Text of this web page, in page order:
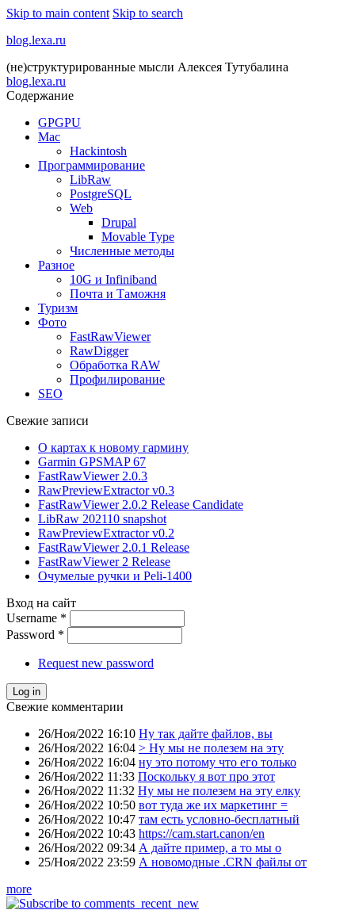
Skip to main content Skip to search
blog.lexa.ru
(не)структурированные мысли Алексея Тутубалина
blog.lexa.ru
Содержание
GPGPU
Mac
Hackintosh
Программирование
LibRaw
PostgreSQL
Web
Drupal
Movable Type
Численные методы
Разное
10G и Infiniband
Почта и Таможня
Туризм
Фото
FastRawViewer
RawDigger
Обработка RAW
Профилирование
SEO
Свежие записи
О картах к новому гармину
Garmin GPSMAP 67
FastRawViewer 2.0.3
RawPreviewExtractor v0.3
FastRawViewer 2.0.2 Release Candidate
LibRaw 202110 snapshot
RawPreviewExtractor v0.2
FastRawViewer 2.0.1 Release
FastRawViewer 2 Release
Очумелые ручки и Peli-1400
Вход на сайт
Username *
Password *
Request new password
Свежие комментарии
26/Ноя/2022 16:10 Ну так дайте файлов, вы
26/Ноя/2022 16:04 > Ну мы не полезем на эту
26/Ноя/2022 16:04 ну это потому что его только
26/Ноя/2022 11:33 Поскольку я вот про этот
26/Ноя/2022 11:32 Ну мы не полезем на эту елку
26/Ноя/2022 10:50 вот туда же их маркетинг =
26/Ноя/2022 10:47 там есть условно-бесплатный
26/Ноя/2022 10:43 https://cam.start.canon/en
26/Ноя/2022 09:34 А дайте пример, а то мы о
25/Ноя/2022 23:59 А новомодные .CRN файлы от
more